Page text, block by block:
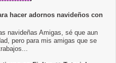
hacer adornos navideños con
navideñas Amigas, sé que aun
pero para mis amigas que se